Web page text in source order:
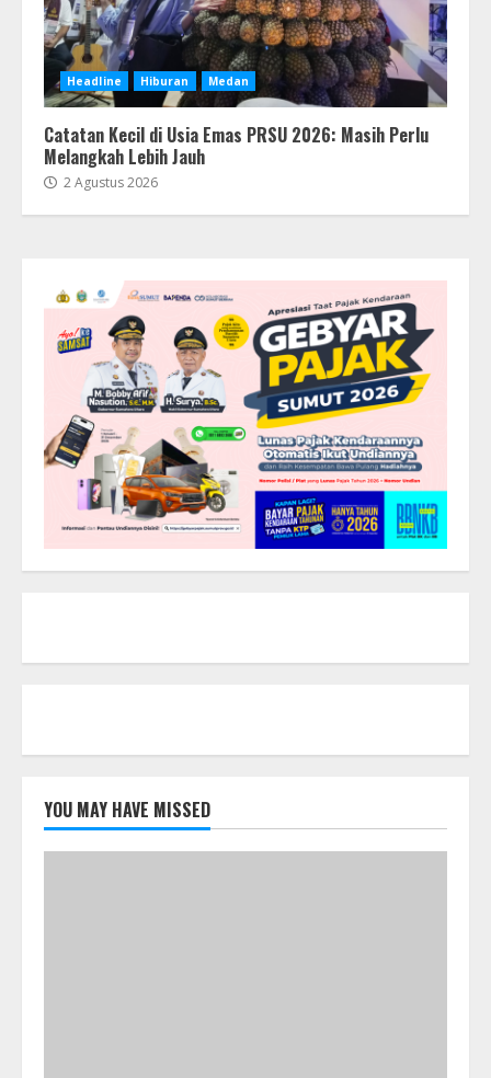
Headline Hiburan Medan
Catatan Kecil di Usia Emas PRSU 2026: Masih Perlu
Melangkah Lebih Jauh
2 Agustus 2026
YOU MAY HAVE MISSED